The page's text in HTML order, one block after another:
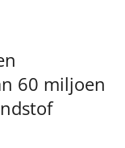
60 miljoen